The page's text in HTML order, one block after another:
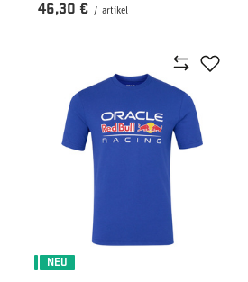
46,30 € / artikel
NEU